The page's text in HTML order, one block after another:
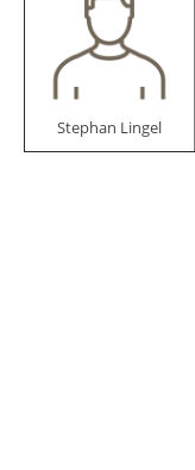
Stephan Lingel